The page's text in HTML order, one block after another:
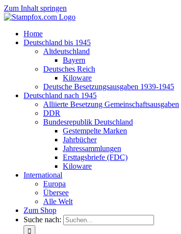
Zum Inhalt springen
Home
Deutschland bis 1945
Altdeutschland
Bayern
Deutsches Reich
Kiloware
Deutsche Besetzungsausgaben 1939-1945
Deutschland nach 1945
Alliierte Besetzung Gemeinschaftsausgaben
DDR
Bundesrepublik Deutschland
Gestempelte Marken
Jahrbücher
Jahressammlungen
Ersttagsbriefe (FDC)
Kiloware
International
Europa
Übersee
Alle Welt
Zum Shop
Suche nach: